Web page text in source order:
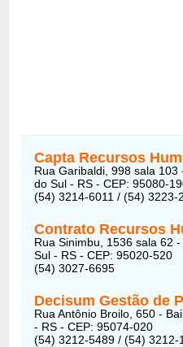
Capta Recursos
Rua Garibaldi, 998 sala
do Sul - RS - CEP: 95080-
(54) 3214-6011 / (54) 3223-
Contrato Recursos
Rua Sinimbu, 1536 sala 62
Sul - RS - CEP: 95020-520
(54) 3027-6695
Decisum Gestão de
Rua Antônio Broilo, 650 -
- RS - CEP: 95074-020
(54) 3212-5489 / (54) 3212-